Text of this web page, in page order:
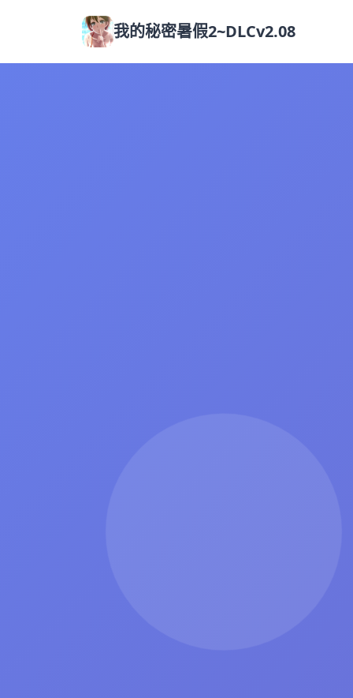
我的秘密暑假2~DLCv2.08